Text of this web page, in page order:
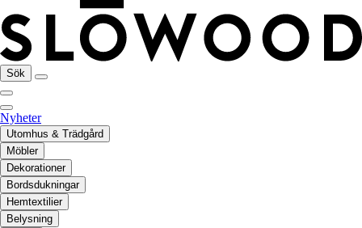
Sök
Nyheter
Utomhus & Trädgård
Möbler
Dekorationer
Bordsdukningar
Hemtextilier
Belysning